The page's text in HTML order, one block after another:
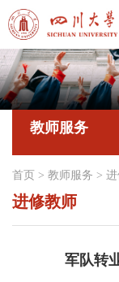
教师服务
首页 > 教师服务 >
进修教师
军队转